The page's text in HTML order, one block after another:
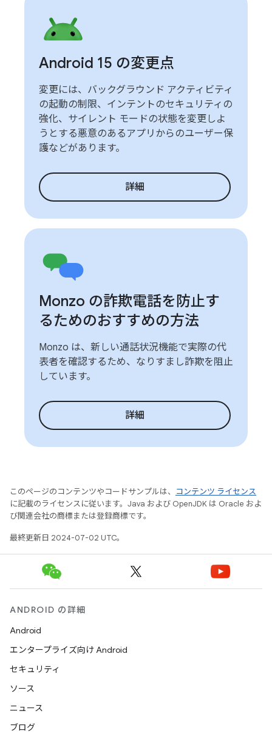
Android 15 の変更点
変更には、バックグラウンド アクティビティ
の起動の制限、インテントのセキュリティの
強化、サイレント モードの状態を変更しよ
うとする悪意のあるアプリからのユーザー保
護などがあります。
詳細
Monzo の詐欺電話を防止す
るためのおすすめの方法
Monzo は、新しい通話状況機能で実際の代
表者を確認するため、なりすまし詐欺を阻止
しています。
詳細
このページのコンテンツやコードサンプルは、
コンテンツ ライセンス
に記載のライセンスに従います。Java および OpenJDK は Oracle およ
び関連会社の商標または登録商標です。
最終更新日 2024-07-02 UTC。
ANDROID の詳細
Android
エンタープライズ向け Android
セキュリティ
ソース
ニュース
ブログ